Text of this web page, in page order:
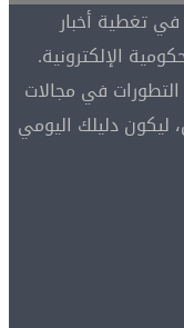
تغطية أخبار
الإلكترونية.
في مجالات
ليكون دليلك اليومي